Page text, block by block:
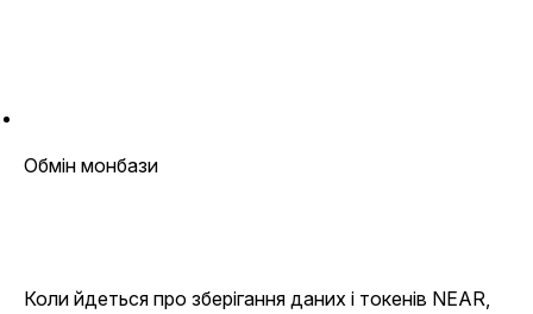
Обмін монбази
Коли йдеться про зберігання даних і токенів NEAR,